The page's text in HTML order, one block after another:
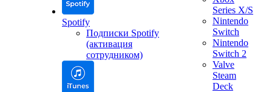
Spotify
Подписки Spotify
(активация
сотрудником)
Series X/S
Nintendo
Switch
Nintendo
Switch 2
Valve
Steam
Deck